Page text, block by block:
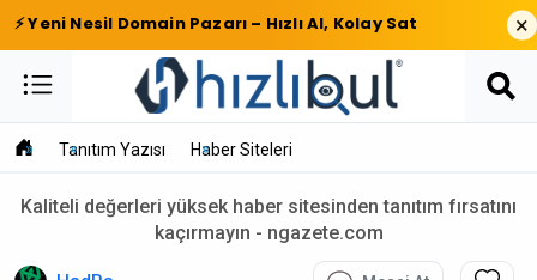
⚡ Yeni Nesil Domain Pazarı – Hızlı Al, Kolay Sat ×
Tanıtım Yazısı Haber Siteleri
Kaliteli değerleri yüksek haber sitesinden tanıtım fırsatını
kaçırmayın - ngazete.com